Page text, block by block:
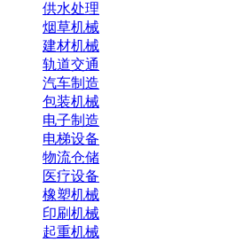
供水处理
烟草机械
建材机械
轨道交通
汽车制造
包装机械
电子制造
电梯设备
物流仓储
医疗设备
橡塑机械
印刷机械
起重机械